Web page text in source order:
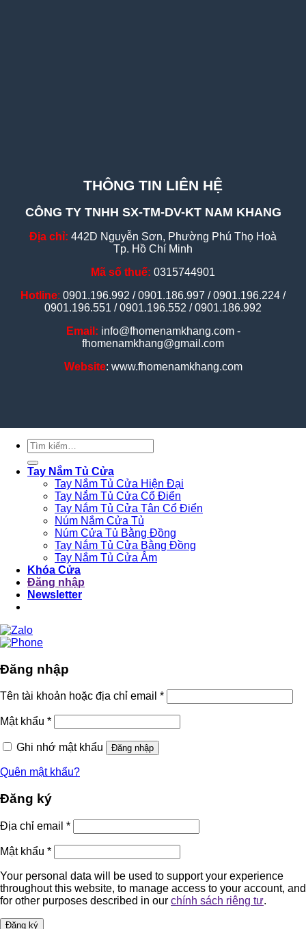
THÔNG TIN LIÊN HỆ
CÔNG TY TNHH SX-TM-DV-KT NAM KHANG
Địa chỉ: 442D Nguyễn Sơn, Phường Phú Thọ Hoà
Tp. Hồ Chí Minh
Mã số thuế: 0315744901
Hotline: 0901.196.992 / 0901.186.997 / 0901.196.224 /
0901.196.551 / 0901.196.552 / 0901.186.992
Email: info@fhomenamkhang.com -
fhomenamkhang@gmail.com
Website: www.fhomenamkhang.com
Tìm
kiếm:
Tay Nắm Tủ Cửa
Tay Nắm Tủ Cửa Hiện Đại
Tay Nắm Tủ Cửa Cổ Điển
Tay Nắm Tủ Cửa Tân Cổ Điển
Núm Nắm Cửa Tủ
Núm Cửa Tủ Bằng Đồng
Tay Nắm Tủ Cửa Bằng Đồng
Tay Nắm Tủ Cửa Âm
Khóa Cửa
Đăng nhập
Newsletter
Đăng nhập
Tên tài khoản hoặc địa chỉ email *
Mật khẩu *
Ghi nhớ mật khẩu Đăng nhập
Quên mật khẩu?
Đăng ký
Địa chỉ email *
Mật khẩu *
Your personal data will be used to support your experience
throughout this website, to manage access to your account, and
for other purposes described in our chính sách riêng tư.
Đăng ký